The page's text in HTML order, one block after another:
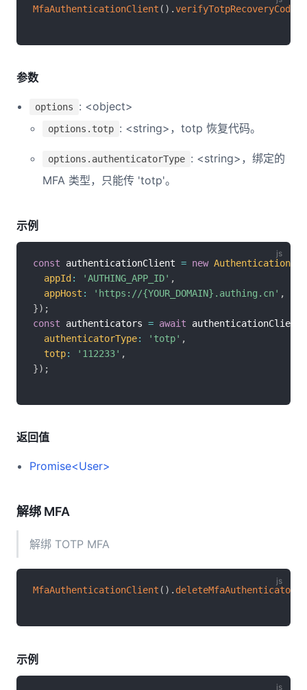
MfaAuthenticationClient ( ) .verifyTotpRecoveryCode
参数
options : <object>
options.totp : <string>，totp 恢复代码。
options.authenticatorType : <string>，绑定的
MFA 类型，只能传 'totp'。
示例
const authenticationClient = new
appId : 'AUTHING_APP_ID' ,
appHost : 'https://{YOUR_DOMAIN}.authing.cn' ,
}) ;
const authenticators = await authenticationClient
authenticatorType: 'totp' ,
totp: '112233' ,
}) ;
返回值
Promise<User>
解绑 MFA
解绑 TOTP MFA
MfaAuthenticationClient ( ) . deleteMfaAuthenticator
示例